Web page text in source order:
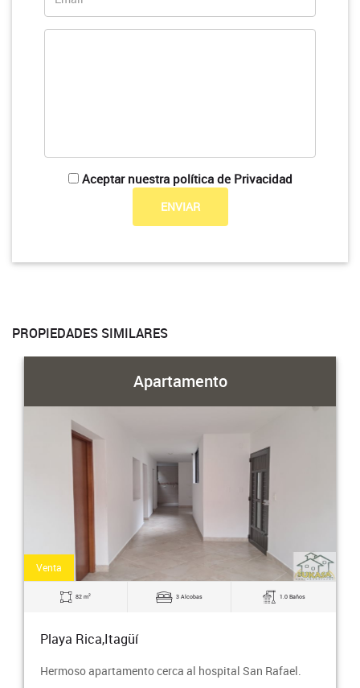
Aceptar nuestra política de Privacidad
PROPIEDADES SIMILARES
Apartamento
Venta
82 m2 3 Alcobas 1.0 Baños
Playa Rica,Itagüí
Hermoso apartamento cerca al hospital San Rafael.